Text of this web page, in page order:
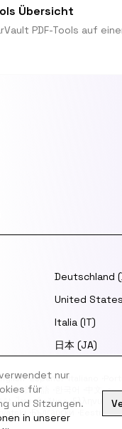
Übersicht
PDF-Tools auf
Deutschland
United
Italia (IT)
日本 (JA)
English ·Español ·
· 日本語 ·
ไทย ·Čeština ·Ελληνικά ·
Български
nur
für
und Sitzungen.
in unserer